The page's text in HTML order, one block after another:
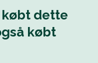
købt dette
købt